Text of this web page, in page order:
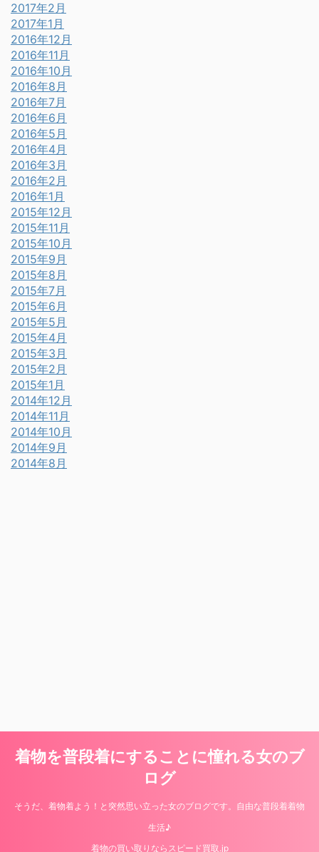
2017年2月
2017年1月
2016年12月
2016年11月
2016年10月
2016年8月
2016年7月
2016年6月
2016年5月
2016年4月
2016年3月
2016年2月
2016年1月
2015年12月
2015年11月
2015年10月
2015年9月
2015年8月
2015年7月
2015年6月
2015年5月
2015年4月
2015年3月
2015年2月
2015年1月
2014年12月
2014年11月
2014年10月
2014年9月
2014年8月
着物を普段着にすることに憧れる女のブ
ログ
そうだ、着物着よう！と突然思い立った女のブログです。自由な普段着着物
生活♪
着物の買い取りならスピード買取.jp